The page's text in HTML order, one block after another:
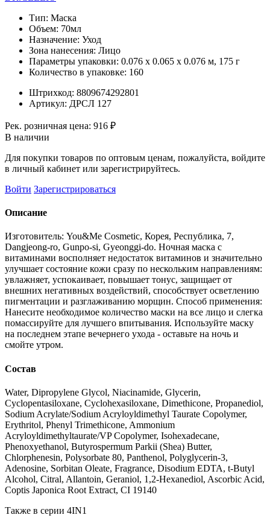
Тип: Маска
Объем: 70мл
Назначение: Уход
Зона нанесения: Лицо
Параметры упаковки: 0.076 x 0.065 x 0.076 м, 175 г
Количество в упаковке: 160
Штрихкод: 8809674292801
Артикул: ДРСЛ 127
Рек. розничная цена: 916 ₽
В наличии
Для покупки товаров по оптовым ценам, пожалуйста, войдите
в личный кабинет или зарегистрируйтесь.
Войти Зарегистрироваться
Описание
Изготовитель: You&Me Cosmetic, Корея, Республика, 7,
Dangjeong-ro, Gunpo-si, Gyeonggi-do. Ночная маска с
витаминами восполняет недостаток витаминов и значительно
улучшает состояние кожи сразу по нескольким направлениям:
увлажняет, успокаивает, повышает тонус, защищает от
внешних негативных воздействий, способствует осветлению
пигментации и разглаживанию морщин. Способ применения:
Нанесите необходимое количество маски на все лицо и слегка
помассируйте для лучшего впитывания. Используйте маску
на последнем этапе вечернего ухода - оставьте на ночь и
смойте утром.
Состав
Water, Dipropylene Glycol, Niacinamide, Glycerin,
Cyclopentasiloxane, Cyclohexasiloxane, Dimethicone, Propanediol,
Sodium Acrylate/Sodium Acryloyldimethyl Taurate Copolymer,
Erythritol, Phenyl Trimethicone, Ammonium
Acryloyldimethyltaurate/VP Copolymer, Isohexadecane,
Phenoxyethanol, Butyrospermum Parkii (Shea) Butter,
Chlorphenesin, Polysorbate 80, Panthenol, Polyglycerin-3,
Adenosine, Sorbitan Oleate, Fragrance, Disodium EDTA, t-Butyl
Alcohol, Citral, Allantoin, Geraniol, 1,2-Hexanediol, Ascorbic Acid,
Coptis Japonica Root Extract, CI 19140
Также в серии 4IN1